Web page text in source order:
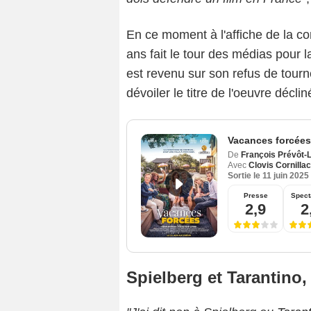
En ce moment à l'affiche de la
ans fait le tour des médias pour
est revenu sur son refus de
dévoiler le titre de l'oeuvre
Vacances forcées
De François Prévôt-
Avec Clovis Cornillac
Sortie le 11 juin 2025
Presse
2,9
Spielberg et